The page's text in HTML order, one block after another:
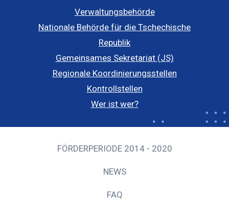
Verwaltungsbehörde
Nationale Behörde für die Tschechische
Republik
Gemeinsames Sekretariat (JS)
Regionale Koordinierungsstellen
Kontrollstellen
Wer ist wer?
FÖRDERPERIODE 2014 - 2020
NEWS
FAQ